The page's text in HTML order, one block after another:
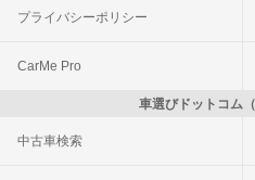
プライバシーポリシー
CarMe Pro
車選びドットコム
中古車検索